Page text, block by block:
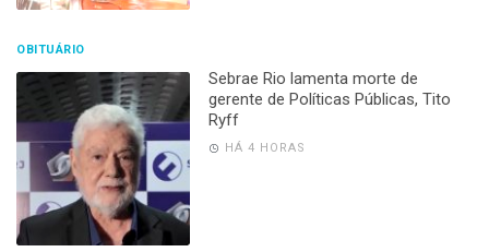
OBITUÁRIO
Sebrae Rio lamenta morte de
gerente de Políticas Públicas, Tito
Ryff
HÁ 4 HORAS